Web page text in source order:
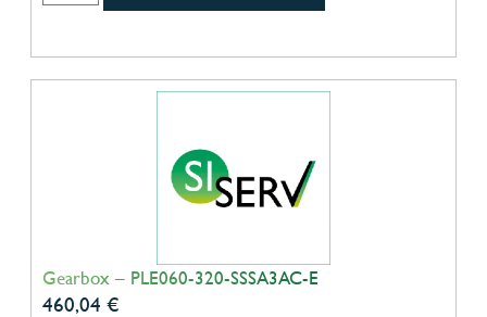
Gearbox – PLE060-320-SSSA3AC-E
460,04 €